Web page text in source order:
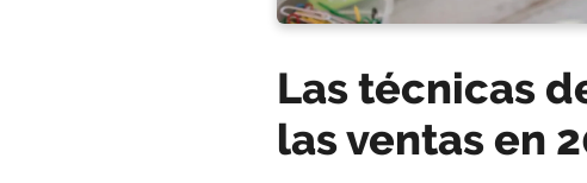
Las técnicas
las ventas en